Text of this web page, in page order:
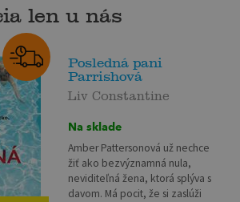
len u nás
Posledná pani
Parrishová
Liv Constantine
Na sklade
Amber Pattersonová už nechce
žiť ako bezvýznamná nula,
neviditeľná žena, ktorá splýva s
davom. Má pocit, že si zaslúži